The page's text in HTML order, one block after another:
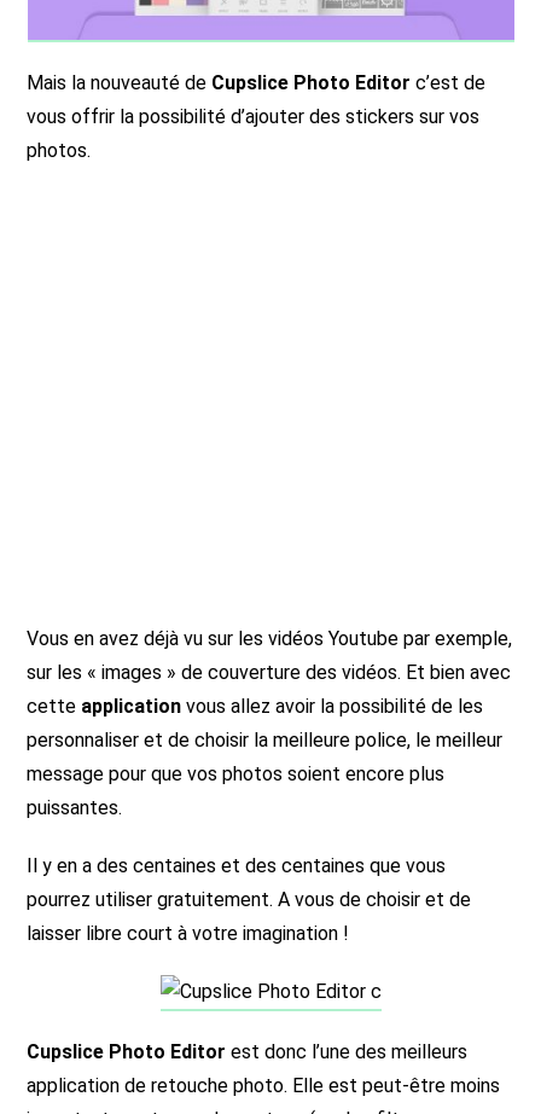
Mais la nouveauté de Cupslice Photo Editor c’est de
vous offrir la possibilité d’ajouter des stickers sur vos
photos.
Vous en avez déjà vu sur les vidéos Youtube par exemple,
sur les « images » de couverture des vidéos. Et bien avec
cette application vous allez avoir la possibilité de les
personnaliser et de choisir la meilleure police, le meilleur
message pour que vos photos soient encore plus
puissantes.
Il y en a des centaines et des centaines que vous
pourrez utiliser gratuitement. A vous de choisir et de
laisser libre court à votre imagination !
Cupslice Photo Editor est donc l’une des meilleurs
application de retouche photo. Elle est peut-être moins